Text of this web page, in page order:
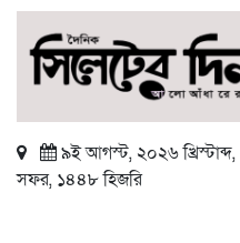
৯ই আগস্ট, ২০২৬ খ্রিস্টাব্দ,
সফর, ১৪৪৮ হিজরি